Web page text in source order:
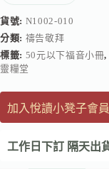
貨號: N1002-010
分類: 禱告敬拜
標籤: 50元以下福音小冊,
靈糧堂
加入悅讀小凳子會
工作日下訂 隔天出